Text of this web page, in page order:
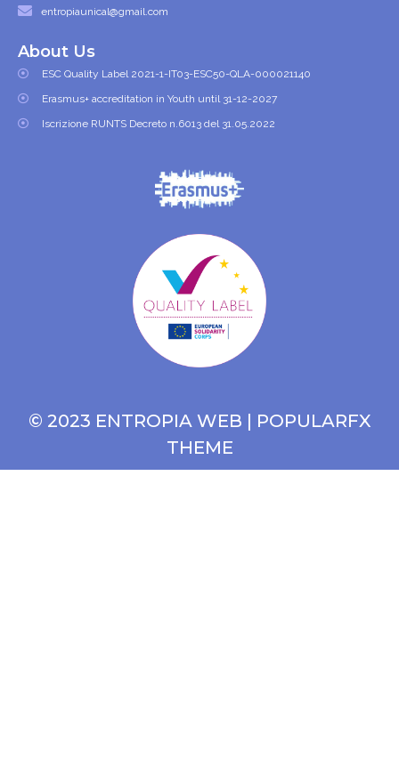
entropiaunical@gmail.com
About Us
ESC Quality Label 2021-1-IT03-ESC50-QLA-000021140
Erasmus+ accreditation in Youth until 31-12-2027
Iscrizione RUNTS Decreto n.6013 del 31.05.2022
© 2023 ENTROPIA WEB | POPULARFX
THEME